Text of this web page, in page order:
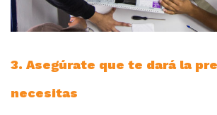
3. Asegúrate que te dará la
necesitas